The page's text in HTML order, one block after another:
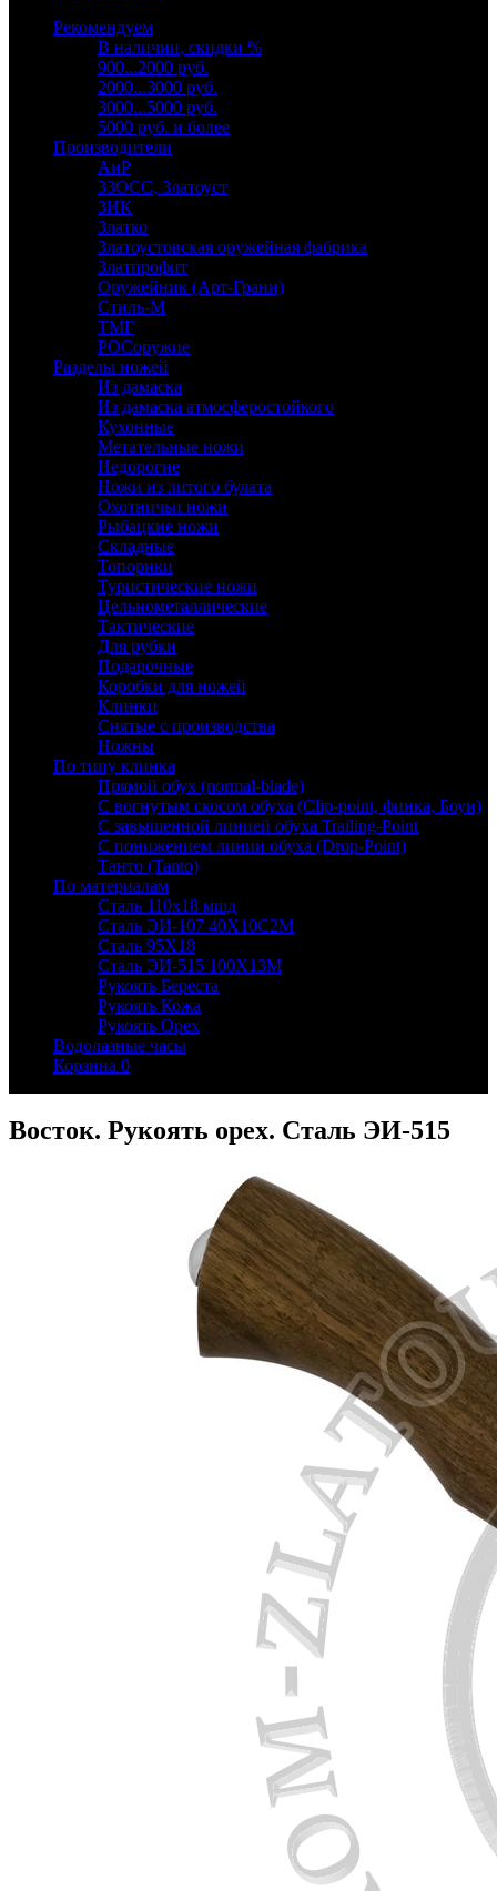
Рекомендуем
В наличии, скидки %
900...2000 руб.
2000...3000 руб.
3000...5000 руб.
5000 руб. и более
Производители
АиР
ЗЗОСС, Златоуст
ЗИК
Златко
Златоустовская оружейная фабрика
Златпрофит
Оружейник (Арт-Грани)
Стиль-М
ТМГ
РОСоружие
Разделы ножей
Из дамаска
Из дамаска атмосферостойкого
Кухонные
Метательные ножи
Недорогие
Ножи из литого булата
Охотничьи ножи
Рыбацкие ножи
Складные
Топорики
Туристические ножи
Цельнометаллические
Тактические
Для рубки
Подарочные
Коробки для ножей
Клинки
Снятые с производства
Ножны
По типу клинка
Прямой обух (normal-blade)
С вогнутым скосом обуха (Clip-point, финка, Боуи)
С завышенной линией обуха Trailing-Point
С понижением линии обуха (Drop-Point)
Танто (Tanto)
По материалам
Сталь 110х18 мшд
Сталь ЭИ-107 40Х10С2М
Сталь 95Х18
Сталь ЭИ-515 100Х13М
Рукоять Береста
Рукоять Кожа
Рукоять Орех
Водолазные часы
Корзина 0
Восток. Рукоять орех. Сталь ЭИ-515